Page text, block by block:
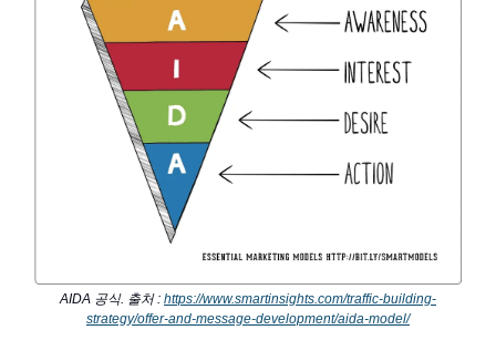
AIDA 공식. 출처 : https://www.smartinsights.com/traffic-building-
strategy/offer-and-message-development/aida-model/